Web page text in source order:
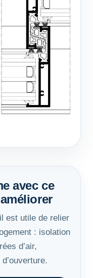
avec ce
est utile de relier
: isolation
d’air,